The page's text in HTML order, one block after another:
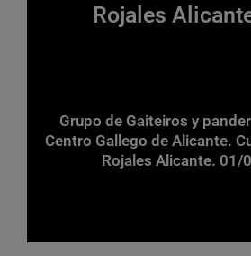
Rojales
Grupo de Gaiteiros y
Centro Gallego de Alicante.
Rojales Alicante. 01/